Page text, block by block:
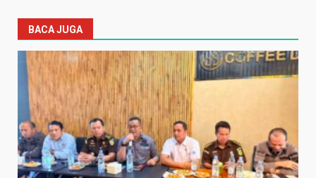
BACA JUGA